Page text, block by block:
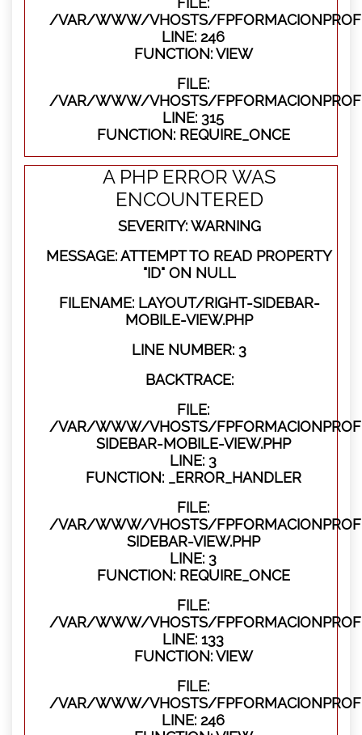
/VAR/WWW/VHOSTS/
LINE: 246
FUNCTION: VIEW
FILE:
/VAR/WWW/VHOSTS/
LINE: 315
FUNCTION: REQUIRE_ONCE
A PHP ERROR WAS
ENCOUNTERED
SEVERITY: WARNING
MESSAGE: ATTEMPT TO READ PROPERTY
"ID" ON NULL
FILENAME: LAYOUT/RIGHT-SIDEBAR-
MOBILE-VIEW.PHP
LINE NUMBER: 3
BACKTRACE:
FILE:
/VAR/WWW/VHOSTS/
SIDEBAR-MOBILE-VIEW.PHP
LINE: 3
FUNCTION: _ERROR_HANDLER
FILE:
/VAR/WWW/VHOSTS/
SIDEBAR-VIEW.PHP
LINE: 3
FUNCTION: REQUIRE_ONCE
FILE:
/VAR/WWW/VHOSTS/
LINE: 133
FUNCTION: VIEW
FILE:
/VAR/WWW/VHOSTS/
LINE: 246